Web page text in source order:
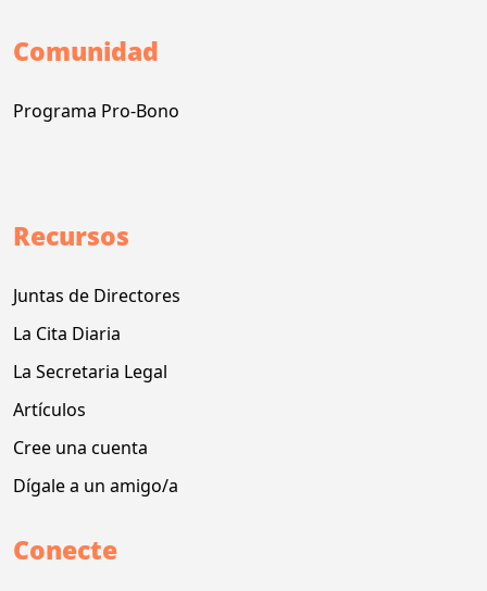
Comunidad
Programa Pro-Bono
Recursos
Juntas de Directores
La Cita Diaria
La Secretaria Legal
Artículos
Cree una cuenta
Dígale a un amigo/a
Conecte